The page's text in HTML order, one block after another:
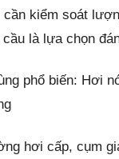
cần kiểm soát
là lựa chọn
phổ biến: Hơi
hơi cấp, cụm